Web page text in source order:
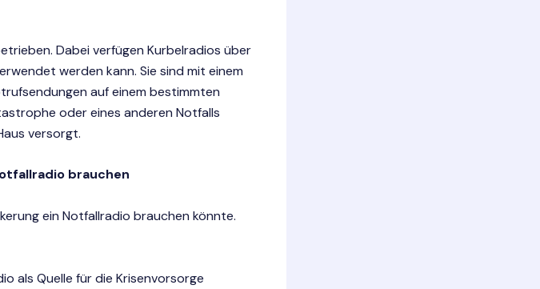
Dabei verfügen Kurbelradios über
werden kann. Sie sind mit einem
auf einem bestimmten
oder eines anderen Notfalls
versorgt.
brauchen
ein Notfallradio brauchen könnte.
als Quelle für die Krisenvorsorge